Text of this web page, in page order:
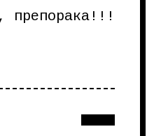
препорака!!!